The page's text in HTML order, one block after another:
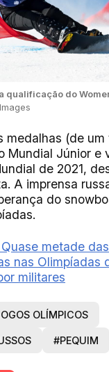
qualificação do
medalhas (de
Mundial Júnior e
de 2021,
A imprensa
do
metade
nas Olimpíadas
militares
OLÍMPICOS
#PEQUIM